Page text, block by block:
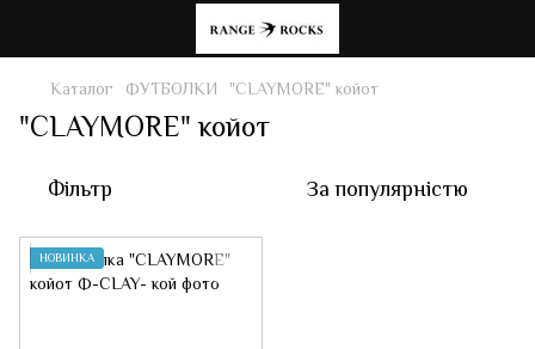
Каталог ФУТБОЛКИ "CLAYMORE" койот
"CLAYMORE" койот
Фільтр За популярністю
НОВИНКА